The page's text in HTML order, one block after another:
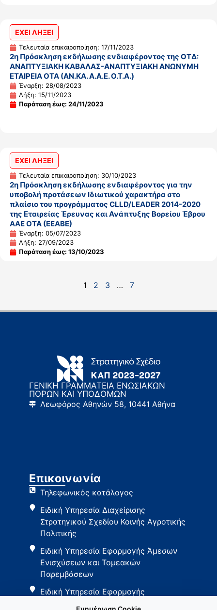
ΕΧΕΙ ΛΗΞΕΙ
Τελευταία επικαιροποίηση: 17/11/2023
2η Πρόσκληση εκδήλωσης ενδιαφέροντος της ΟΤΔ:
ΑΝΑΠΤΥΞΙΑΚΗ ΚΑΒΑΛΑΣ-ΑΝΑΠΤΥΞΙΑΚΗ ΑΝΩΝΥΜΗ
ΕΤΑΙΡΕΙΑ ΟΤΑ (ΑΝ.ΚΑ. Α.Α.Ε. Ο.Τ.Α.)
Έναρξη: 28/08/2023
Λήξη: 15/11/2023
Παράταση έως: 24/11/2023
ΕΧΕΙ ΛΗΞΕΙ
Τελευταία επικαιροποίηση: 30/10/2023
2η Πρόσκληση εκδήλωσης ενδιαφέροντος για την
υποβολή προτάσεων Ιδιωτικού χαρακτήρα στο
πλαίσιο του προγράμματος CLLD/LEADER 2014-2020
της Εταιρείας Έρευνας και Ανάπτυξης Βορείου Έβρου
ΑΑΕ ΟΤΑ (ΕΕΑΒΕ)
Έναρξη: 05/07/2023
Λήξη: 27/09/2023
Παράταση έως: 13/10/2023
1 2 3 … 7
ΓΕΝΙΚΗ ΓΡΑΜΜΑΤΕΙΑ ΕΝΩΣΙΑΚΩΝ
ΠΟΡΩΝ ΚΑΙ ΥΠΟΔΟΜΩΝ
Λεωφόρος Αθηνών 58, 10441 Αθήνα
Επικοινωνία
Τηλεφωνικός κατάλογος
Ειδική Υπηρεσία Διαχείρισης
Στρατηγικού Σχεδίου Κοινής Αγροτικής
Πολιτικής
Ειδική Υπηρεσία Εφαρμογής Άμεσων
Ενισχύσεων και Τομεακών
Παρεμβάσεων
Ειδική Υπηρεσία Εφαρμογής